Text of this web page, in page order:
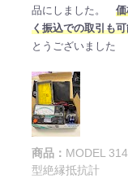
品にしました。
く振込での取引も
とうございました
商品： MODEL
型絶縁抵抗計